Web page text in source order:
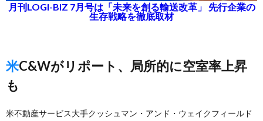
月刊LOGI-BIZ 7月号は「未来を創る輸送改革」 先行企業の
生存戦略を徹底取材
米C&Wがリポート、局所的に空室率上昇
も
米不動産サービス大手クッシュマン・アンド・ウェイクフィールド